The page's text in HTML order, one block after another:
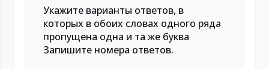
Укажите варианты ответов, в
которых в обоих словах одного ряда
пропущена одна и та же буква
Запишите номера ответов.